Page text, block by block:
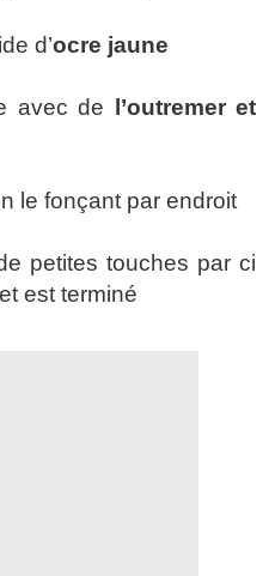
d’ocre jaune
avec de
l’outremer et
le fonçant par endroit
petites touches par ci
est terminé